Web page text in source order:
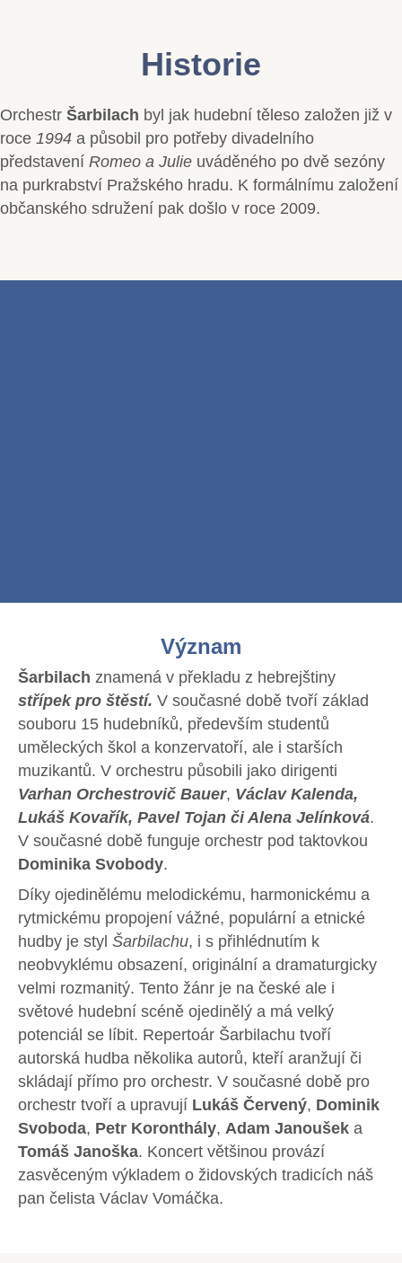
Historie
Orchestr Šarbilach byl jak hudební těleso založen již v
roce 1994 a působil pro potřeby divadelního
představení Romeo a Julie uváděného po dvě sezóny
na purkrabství Pražského hradu. K formálnímu založení
občanského sdružení pak došlo v roce 2009.
Význam
Šarbilach znamená v překladu z hebrejštiny
střípek pro štěstí. V současné době tvoří základ
souboru 15 hudebníků, především studentů
uměleckých škol a konzervatoří, ale i starších
muzikantů. V orchestru působili jako dirigenti
Varhan Orchestrovič Bauer, Václav Kalenda,
Lukáš Kovařík, Pavel Tojan či Alena Jelínková.
V současné době funguje orchestr pod taktovkou
Dominika Svobody.
Díky ojedinělému melodickému, harmonickému a
rytmickému propojení vážné, populární a etnické
hudby je styl Šarbilachu, i s přihlédnutím k
neobvyklému obsazení, originální a dramaturgicky
velmi rozmanitý. Tento žánr je na české ale i
světové hudební scéně ojedinělý a má velký
potenciál se líbit. Repertoár Šarbilachu tvoří
autorská hudba několika autorů, kteří aranžují či
skládají přímo pro orchestr. V současné době pro
orchestr tvoří a upravují Lukáš Červený, Dominik
Svoboda, Petr Koronthály, Adam Janoušeka
Tomáš Janoška. Koncert většinou provází
zasvěceným výkladem o židovských tradicích náš
pan čelista Václav Vomáčka.